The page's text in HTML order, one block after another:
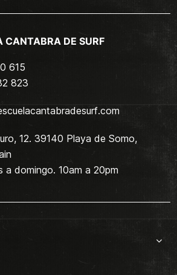
CANTABRA DE SURF
615
823
12. 39140 Playa de Somo,
a domingo. 10am a 20pm